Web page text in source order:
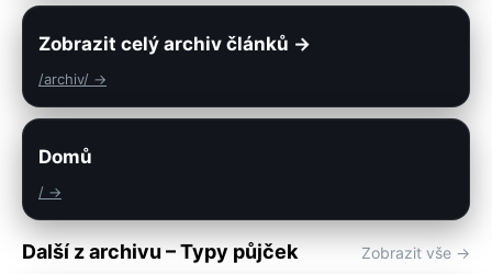
Zobrazit celý archiv článků →
/archiv/ →
Domů
/ →
Další z archivu – Typy půjček Zobrazit vše →